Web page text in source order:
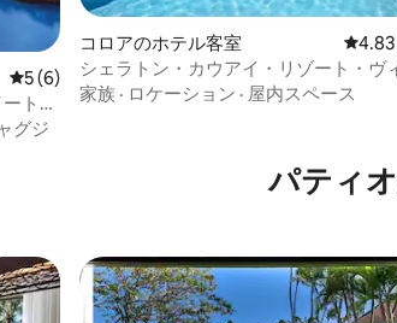
レビュー6件、5つ星中5つ星の平均評価
5 (6)
ト
グジ
コロアのホテル客室 レビ
シェラトン・カウアイ・リゾート・ヴ
ラ | 2ベッドルームヴィラ
家族 · ロケーション · 屋内スペース
パティ